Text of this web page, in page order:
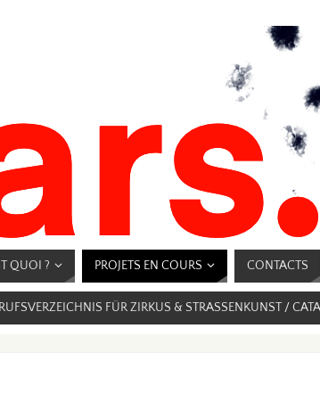
QUOI ? PROJETS EN COURS CONTACTS
FÜR ZIRKUS & STRASSENKUNST /